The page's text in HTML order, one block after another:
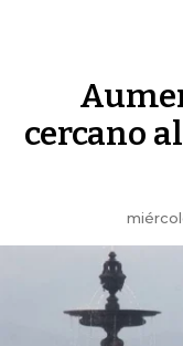
cercano